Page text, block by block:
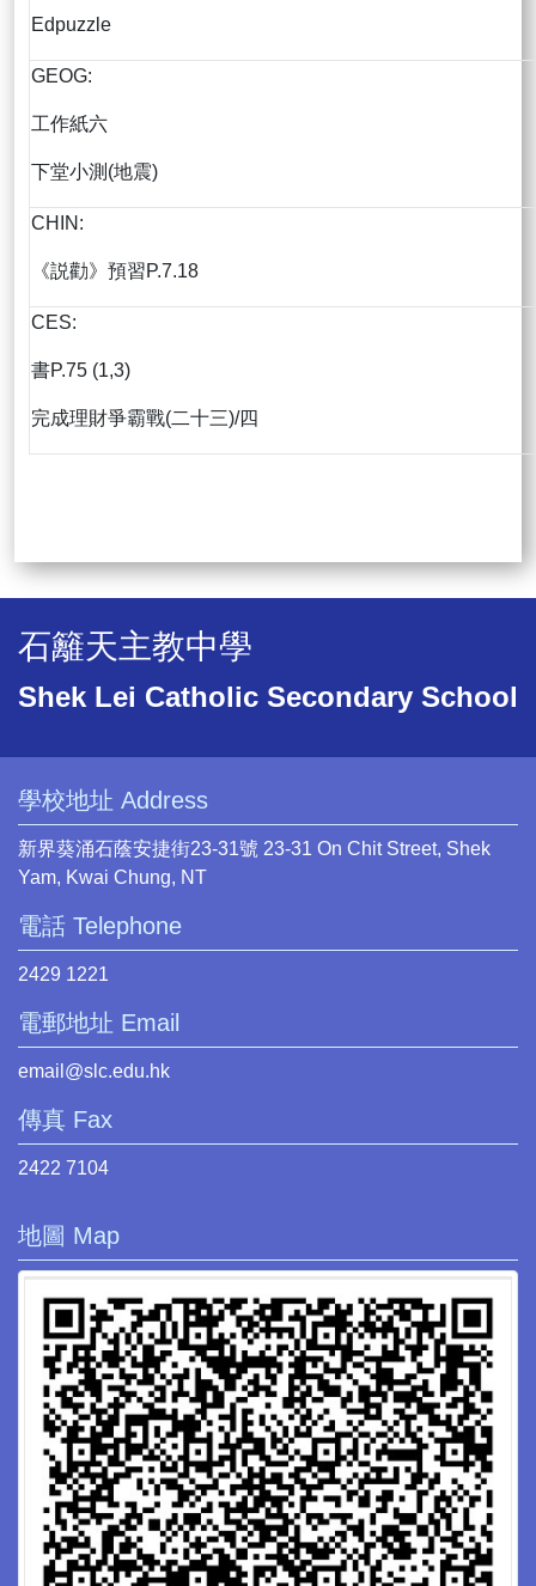
Edpuzzle
GEOG:
工作紙六
下堂小測(地震)
CHIN:
《説勸》預習P.7.18
CES:
書P.75 (1,3)
完成理財爭霸戰(二十三)/四
石籬天主教中學
Shek Lei Catholic Secondary School
學校地址 Address
新界葵涌石蔭安捷街23-31號 23-31 On Chit Street, Shek
Yam, Kwai Chung, NT
電話 Telephone
2429 1221
電郵地址 Email
email@slc.edu.hk
傳真 Fax
2422 7104
地圖 Map